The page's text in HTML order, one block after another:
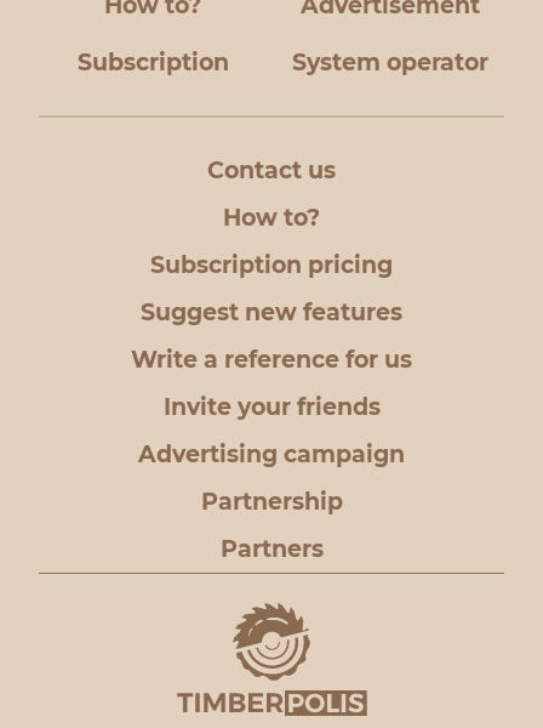
How to? Advertisement
Subscription System operator
Contact us
How to?
Subscription pricing
Suggest new features
Write a reference for us
Invite your friends
Advertising campaign
Partnership
Partners